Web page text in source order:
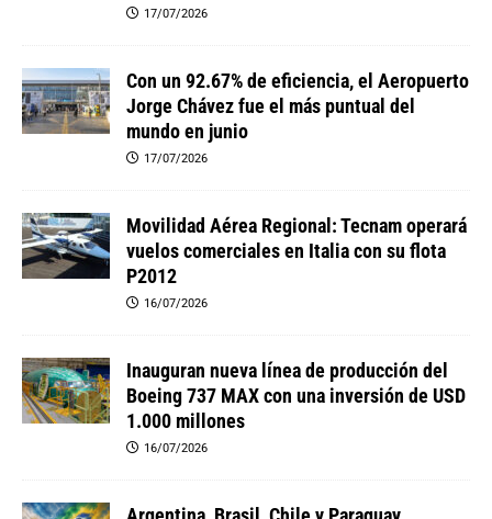
17/07/2026
Con un 92.67% de eficiencia, el Aeropuerto
Jorge Chávez fue el más puntual del
mundo en junio
17/07/2026
Movilidad Aérea Regional: Tecnam operará
vuelos comerciales en Italia con su flota
P2012
16/07/2026
Inauguran nueva línea de producción del
Boeing 737 MAX con una inversión de USD
1.000 millones
16/07/2026